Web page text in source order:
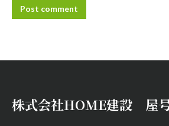
Post comment
株式会社HOME建設 屋